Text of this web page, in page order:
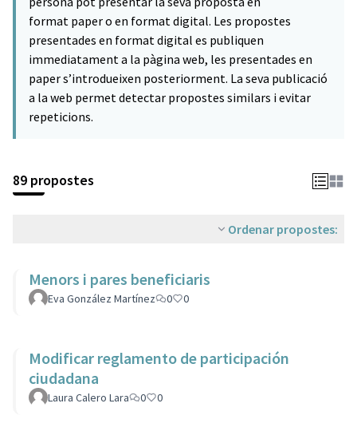
format paper o en format digital. Les propostes
presentades en format digital es publiquen
immediatament a la pàgina web, les presentades en
paper s’introdueixen posteriorment. La seva publicació
a la web permet detectar propostes similars i evitar
repeticions.
89 propostes
Ordenar propostes:
Menors i pares beneficiaris
Eva González Martínez 0 0
Modificar reglamento de participación
ciudadana
Laura Calero Lara 0 0